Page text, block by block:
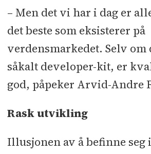
– Men det vi har i dag er
det beste som eksisterer på
verdensmarkedet. Selv om
såkalt developer-kit, er
god, påpeker Arvid-Andre
Rask utvikling
Illusjonen av å befinne seg